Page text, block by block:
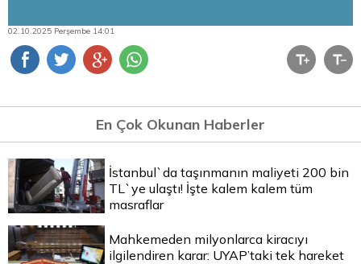
02.10.2025 Perşembe 14:01
En Çok Okunan Haberler
İstanbul`da taşınmanın maliyeti 200 bin
TL`ye ulaştı! İşte kalem kalem tüm
masraflar
Mahkemeden milyonlarca kiracıyı
ilgilendiren karar: UYAP’taki tek hareket